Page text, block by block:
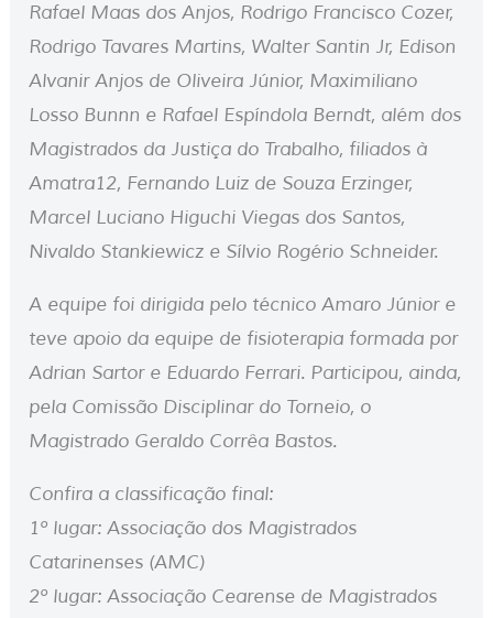
Rafael Maas dos Anjos, Rodrigo Francisco Cozer,
Rodrigo Tavares Martins, Walter Santin Jr, Edison
Alvanir Anjos de Oliveira Júnior, Maximiliano
Losso Bunnn e Rafael Espíndola Berndt, além dos
Magistrados da Justiça do Trabalho, filiados à
Amatra12, Fernando Luiz de Souza Erzinger,
Marcel Luciano Higuchi Viegas dos Santos,
Nivaldo Stankiewicz e Sílvio Rogério Schneider.
A equipe foi dirigida pelo técnico Amaro Júnior e
teve apoio da equipe de fisioterapia formada por
Adrian Sartor e Eduardo Ferrari. Participou, ainda,
pela Comissão Disciplinar do Torneio, o
Magistrado Geraldo Corrêa Bastos.
Confira a classificação final:
1º lugar: Associação dos Magistrados
Catarinenses (AMC)
2º lugar: Associação Cearense de Magistrados